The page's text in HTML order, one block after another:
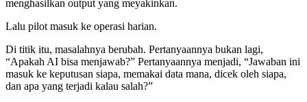
menghasilkan output yang meyakinkan.
Lalu pilot masuk ke operasi harian.
Di titik itu, masalahnya berubah. Pertanyaannya bukan lagi,
“Apakah AI bisa menjawab?” Pertanyaannya menjadi, “Jawaban ini
masuk ke keputusan siapa, memakai data mana, dicek oleh siapa,
dan apa yang terjadi kalau salah?”